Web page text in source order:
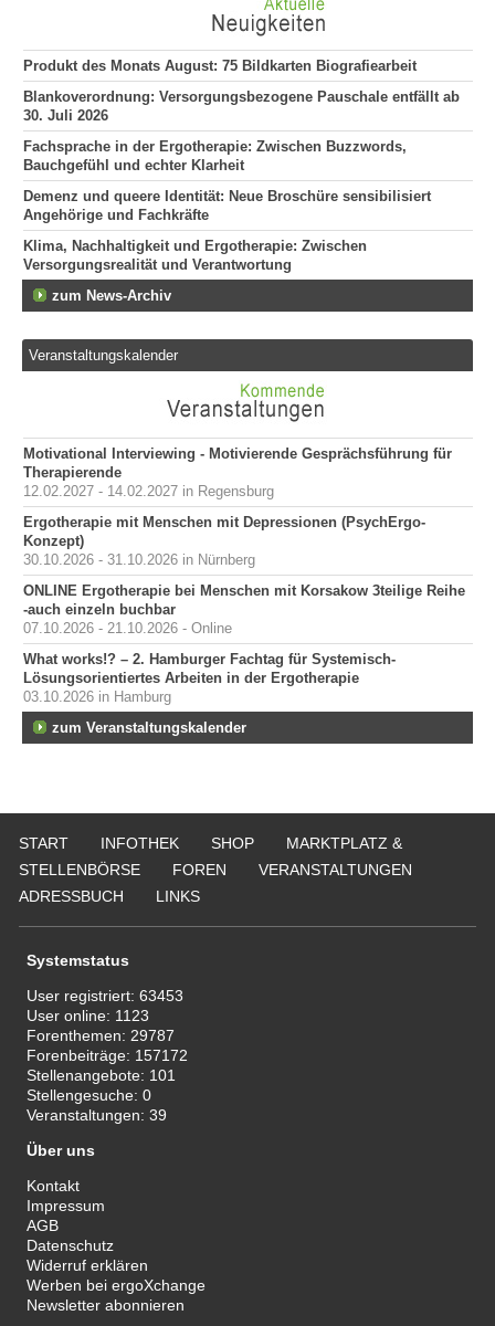
Produkt des Monats August: 75 Bildkarten Biografiearbeit
Blankoverordnung: Versorgungsbezogene Pauschale entfällt ab
30. Juli 2026
Fachsprache in der Ergotherapie: Zwischen Buzzwords,
Bauchgefühl und echter Klarheit
Demenz und queere Identität: Neue Broschüre sensibilisiert
Angehörige und Fachkräfte
Klima, Nachhaltigkeit und Ergotherapie: Zwischen
Versorgungsrealität und Verantwortung
zum News-Archiv
Veranstaltungskalender
Motivational Interviewing - Motivierende Gesprächsführung für
Therapierende
12.02.2027 - 14.02.2027 in Regensburg
Ergotherapie mit Menschen mit Depressionen (PsychErgo-
Konzept)
30.10.2026 - 31.10.2026 in Nürnberg
ONLINE Ergotherapie bei Menschen mit Korsakow 3teilige Reihe
-auch einzeln buchbar
07.10.2026 - 21.10.2026 - Online
What works!? – 2. Hamburger Fachtag für Systemisch-
Lösungsorientiertes Arbeiten in der Ergotherapie
03.10.2026 in Hamburg
zum Veranstaltungskalender
START INFOTHEK SHOP
MARKTPLATZ &
STELLENBÖRSE
FOREN
VERANSTALTUNGEN
ADRESSBUCH
LINKS
Systemstatus
User registriert:63453
User online: 1123
Forenthemen: 29787
Forenbeiträge: 157172
Stellenangebote: 101
Stellengesuche:0
Veranstaltungen:39
Über uns
Kontakt
Impressum
AGB
Datenschutz
Widerruf erklären
Werben bei ergoXchange
Newsletter abonnieren